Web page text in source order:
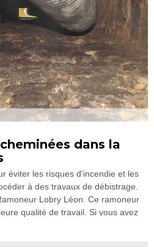
dans la
éviter les risques d'incendie et les
à des travaux de débistrage.
Lobry Léon. Ce ramoneur
qualité de travail. Si vous avez